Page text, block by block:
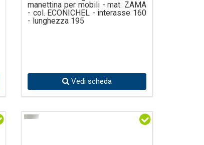
manettina per mobili - mat. ZAMA
- col. ECONICHEL - interasse 160
- lunghezza 195
Vedi scheda